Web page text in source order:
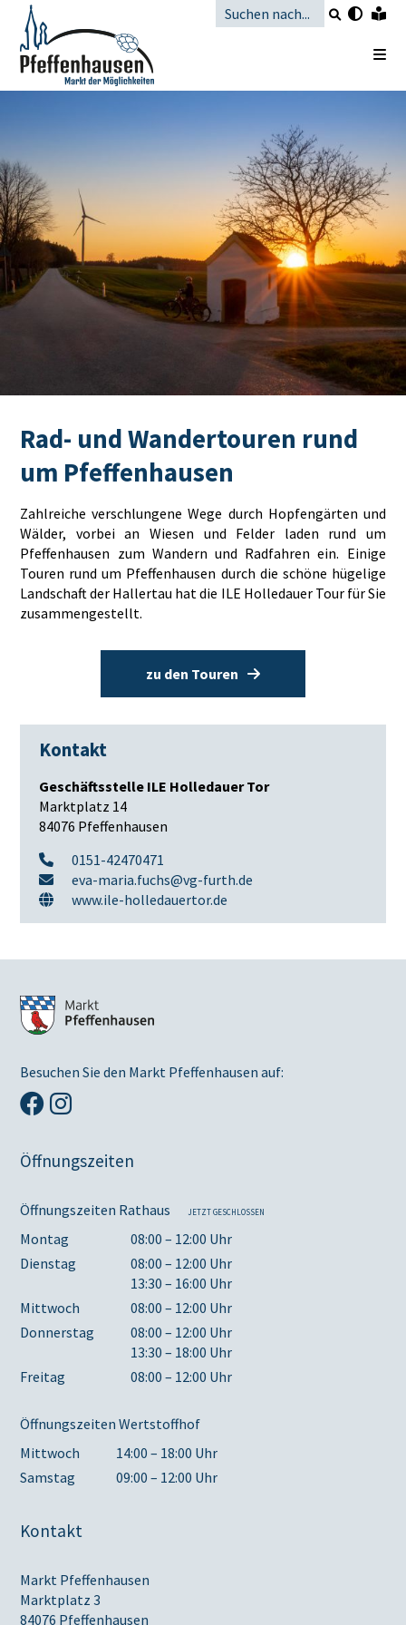
Rad- und Wandertouren rund
um Pfeffenhausen
Zahlreiche verschlungene Wege durch Hopfengärten und
Wälder, vorbei an Wiesen und Felder laden rund um
Pfeffenhausen zum Wandern und Radfahren ein. Einige
Touren rund um Pfeffenhausen durch die schöne hügelige
Landschaft der Hallertau hat die ILE Holledauer Tour für Sie
zusammengestellt.
zu den Touren
Kontakt
Geschäftsstelle ILE Holledauer Tor
Marktplatz 14
84076 Pfeffenhausen
0151-42470471
eva-maria.fuchs@vg-furth.de
www.ile-holledauertor.de
Besuchen Sie den Markt Pfeffenhausen auf:
Öffnungszeiten
Öffnungszeiten Rathaus JETZT GESCHLOSSEN
Montag
08:00 – 12:00 Uhr
Dienstag
08:00 – 12:00 Uhr
13:30 – 16:00 Uhr
Mittwoch
08:00 – 12:00 Uhr
Donnerstag
08:00 – 12:00 Uhr
13:30 – 18:00 Uhr
Freitag
08:00 – 12:00 Uhr
Öffnungszeiten Wertstoffhof
Mittwoch
14:00 – 18:00 Uhr
Samstag
09:00 – 12:00 Uhr
Kontakt
Markt Pfeffenhausen
Marktplatz 3
84076 Pfeffenhausen